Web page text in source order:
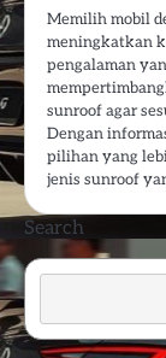
Memilih mobil
meningkatkan
pengalaman
sunroof agar
Dengan
pilihan yang
jenis sunroof
Search